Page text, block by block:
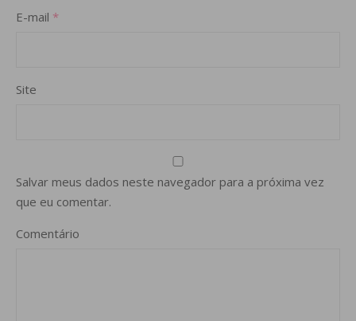
E-mail *
Site
Salvar meus dados neste navegador para a próxima vez
que eu comentar.
Comentário